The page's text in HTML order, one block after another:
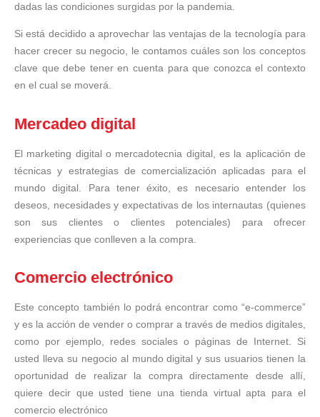
dadas las condiciones surgidas por la pandemia.
Si está decidido a aprovechar las ventajas de la tecnología para
hacer crecer su negocio, le contamos cuáles son los conceptos
clave que debe tener en cuenta para que conozca el contexto
en el cual se moverá.
Mercadeo digital
El marketing digital o mercadotecnia digital, es la aplicación de
técnicas y estrategias de comercialización aplicadas para el
mundo digital. Para tener éxito, es necesario entender los
deseos, necesidades y expectativas de los internautas (quienes
son sus clientes o clientes potenciales) para ofrecer
experiencias que conlleven a la compra.
Comercio electrónico
Este concepto también lo podrá encontrar como “e-commerce”
y es la acción de vender o comprar a través de medios digitales,
como por ejemplo, redes sociales o páginas de Internet. Si
usted lleva su negocio al mundo digital y sus usuarios tienen la
oportunidad de realizar la compra directamente desde allí,
quiere decir que usted tiene una tienda virtual apta para el
comercio electrónico